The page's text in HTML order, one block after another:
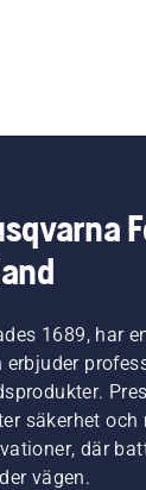
1689, har
säkerhet
där
vägen.